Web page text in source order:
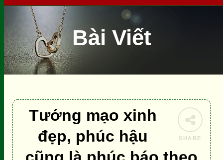
Bài Viết
SHARE
Tướng mạo xinh
đẹp, phúc hậu